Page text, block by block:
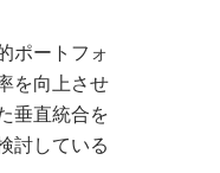
ポートフォ
を向上させ
垂直統合を
討している